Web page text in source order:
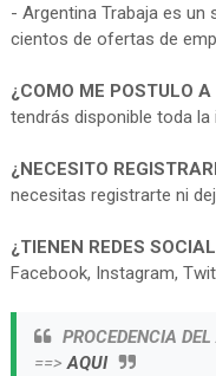
- Argentina Trabaja es
cientos de ofertas de
¿COMO ME POSTULO
tendrás disponible toda
¿NECESITO
necesitas registrarte ni
¿TIENEN REDES
Facebook, Instagram,
PROCEDENCIA
==>AQUI